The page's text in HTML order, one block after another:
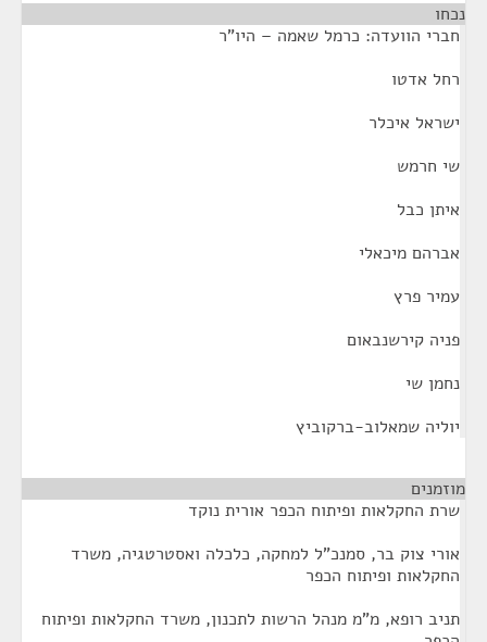
נכחו
חברי הוועדה: כרמל שאמה – היו"ר
רחל אדטו
ישראל איכלר
שי חרמש
איתן כבל
אברהם מיכאלי
עמיר פרץ
פניה קירשנבאום
נחמן שי
יוליה שמאלוב-ברקוביץ
מוזמנים
שרת החקלאות ופיתוח הכפר אורית נוקד
אורי צוק בר, סמנכ"ל למחקה, כלכלה ואסטרטגיה, משרד
החקלאות ופיתוח הכפר
תניב רופא, מ"מ מנהל הרשות לתכנון, משרד החקלאות ופיתוח